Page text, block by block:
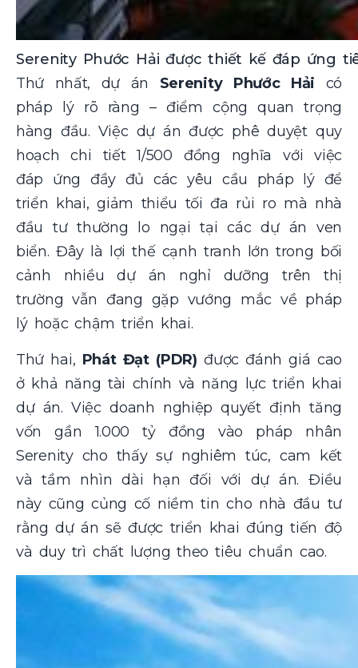
Serenity Phước Hải được thiết kế đáp ứng
Thứ nhất, dự án Serenity Phước Hải có
pháp lý rõ ràng – điểm cộng quan trọng
hàng đầu. Việc dự án được phê duyệt quy
hoạch chi tiết 1/500 đồng nghĩa với việc
đáp ứng đầy đủ các yêu cầu pháp lý để
triển khai, giảm thiểu tối đa rủi ro mà nhà
đầu tư thường lo ngại tại các dự án ven
biển. Đây là lợi thế cạnh tranh lớn trong bối
cảnh nhiều dự án nghỉ dưỡng trên thị
trường vẫn đang gặp vướng mắc về pháp
lý hoặc chậm triển khai.
Thứ hai, Phát Đạt (PDR) được đánh giá cao
ở khả năng tài chính và năng lực triển khai
dự án. Việc doanh nghiệp quyết định tăng
vốn gần 1.000 tỷ đồng vào pháp nhân
Serenity cho thấy sự nghiêm túc, cam kết
và tầm nhìn dài hạn đối với dự án. Điều
này cũng củng cố niềm tin cho nhà đầu tư
rằng dự án sẽ được triển khai đúng tiến độ
và duy trì chất lượng theo tiêu chuẩn cao.